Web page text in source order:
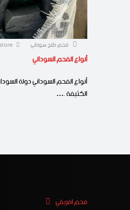
فحم طلح سوداني
أنواع الفحم السوداني
أنواع الفحم السوداني دولة
الكثيفة .…
فحم افريقي